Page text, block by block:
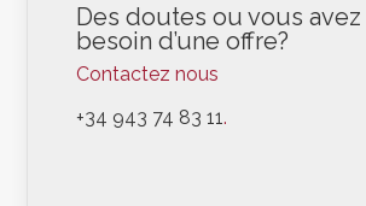
Des doutes ou vous avez
besoin d’une offre?
Contactez nous
+34 943 74 83 11.